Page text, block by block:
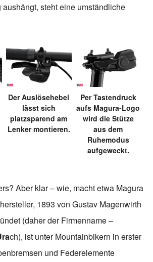
steht eine umständliche
Der Auslösehebel
lässt sich
platzsparend am
Lenker montieren.
Per Tastendruck
aufs Magura-Logo
wird die Stütze
aus dem
Ruhemodus
aufgeweckt.
Aber klar – wie, macht etwa Magura
1893 von Gustav Magenwirth
(daher der Firmenname –
ch), ist unter Mountainbikern in erster
und Federelemente